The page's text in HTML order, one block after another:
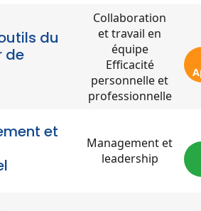
du
de
Collaboration
et travail en
équipe
Efficacité
personnelle et
professionnelle
et
Management et
leadership